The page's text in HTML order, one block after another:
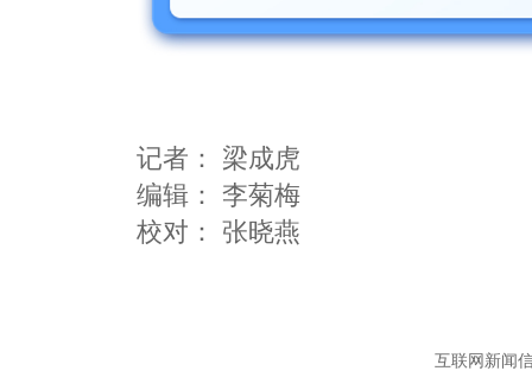
记者： 梁成虎
编辑： 李菊梅
互联网新闻